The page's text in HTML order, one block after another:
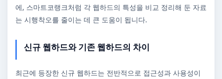
에, 스마트코랭크처럼 각 웹하드의 특성을 비교 정리해 둔 자료
는 시행착오를 줄이는 데 큰 도움이 됩니다.
신규 웹하드와 기존 웹하드의 차이
최근에 등장한 신규 웹하드는 전반적으로 접근성과 사용성이